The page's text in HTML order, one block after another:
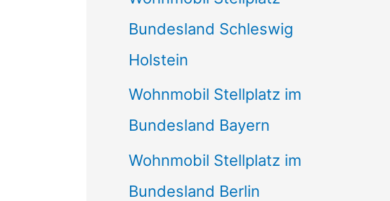
:Bundesland Schleswig
Holstein
Wohnmobil Stellplatz im
Bundesland Bayern
Wohnmobil Stellplatz im
Bundesland Berlin